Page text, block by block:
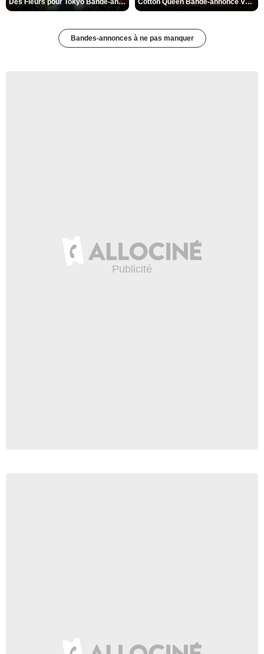
Des Fleurs pour Tokyo Bande-annonce VO STFR Cotton Queen Bande-annonce VO STFR
Bandes-annonces à ne pas manquer